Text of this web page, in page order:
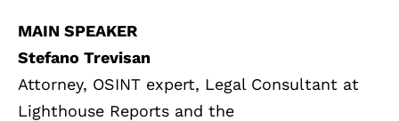
MAIN SPEAKER
Stefano Trevisan
Attorney, OSINT expert, Legal Consultant at
Lighthouse Reports and the